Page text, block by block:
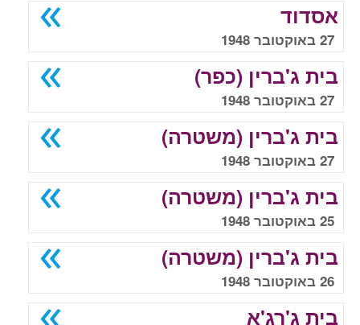
אסדוד
27 באוקטובר 1948
בית ג'ברין (כפר)
27 באוקטובר 1948
בית ג'ברין (משטרה)
27 באוקטובר 1948
בית ג'ברין (משטרה)
25 באוקטובר 1948
בית ג'ברין (משטרה)
26 באוקטובר 1948
בית ג'רג'א